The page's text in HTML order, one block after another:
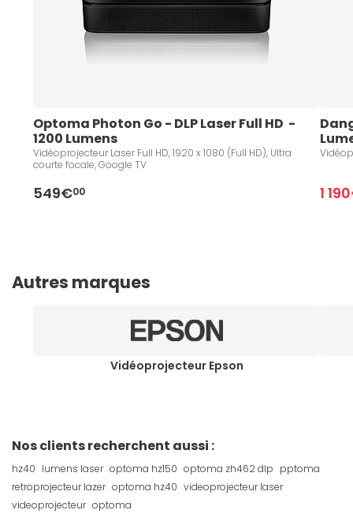
Optoma Photon Go - DLP Laser Full HD  -
1200 Lumens
Vidéoprojecteur Laser Full HD, 1920 x 1080 (Full HD), Ultra
courte focale, Google TV
549€00 1
Autres marques
Vidéoprojecteur Epson
Nos clients recherchent aussi :
hz40 lumens laser optoma hz150 optoma zh462 dlp pptoma
retroprojecteur lazer optoma hz40 videoprojecteur laser
videoprojecteur optoma